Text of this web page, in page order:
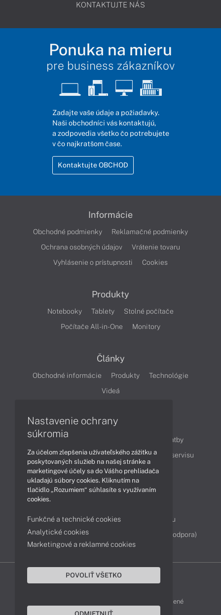
KONTAKTUJTE NÁS
Ponuka na mieru
pre business zákazníkov
Zadajte vaše údaje a požiadavky.
Naši obchodníci vás kontaktujú,
a zodpovedia všetko čo potrebujete
v čo najkratšom čase.
Kontaktujte OBCHOD
Informácie
Obchodné podmienky
Reklamačné podmienky
Ochrana osobných údajov
Vrátenie tovaru
Vyhlásenie o prístupnosti
Cookies
Produkty
Notebooky Tablety
Stolné počítače
Počítače All-in-One
Monitory
Články
Obchodné informácie Produkty
Technológie
Videá
Obsah
Ako nakupovať
Možnosti doručenia a platby
Podpora a servis
Servisné služby Cenník servisu
Kontakty
Servisné oddelenie
Reklamácia tovaru
Diagnostiky online
TeamViewer (vzdialená podpora)
DELL-SHOP © 2011 - 2026 Všetky práva vyhradené
Nastavenie ochrany
súkromia
Za účelom zlepšenia užívateľského zážitku a
poskytovaných služieb na našej stránke a
marketingové účely sa do Vášho prehliadača
ukladajú súbory cookies. Kliknutím na
tlačidlo „Rozumiem“ súhlasíte s využívaním
cookies.
Funkčné a technické cookies
Analytické cookies
Marketingové a reklamné cookies
POVOLIŤ VŠETKO